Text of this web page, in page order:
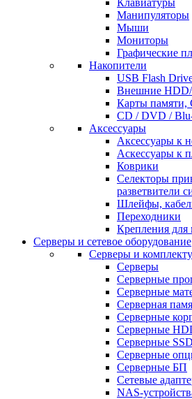
Клавиатуры
Манипуляторы
Мыши
Мониторы
Графические
Накопители
USB Flash
Внешние HDD/
Карты памяти,
CD / DVD /
Аксессуары
Аксессуары к
Аскессуары к
Коврики
Селекторы
разветвители
Шлейфы,
Переходники
Крепления для
Серверы и сетевое оборудование
Серверы и
Серверы
Серверные
Серверные
Серверная
Серверные
Серверные
Серверные SSD
Серверные
Серверные БП
Сетевые
NAS-